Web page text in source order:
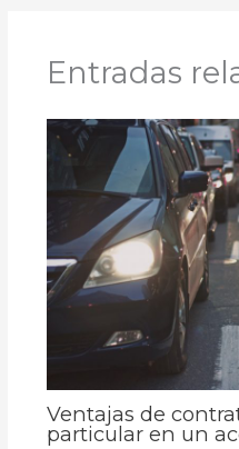
Entradas
Ventajas de
particular en un